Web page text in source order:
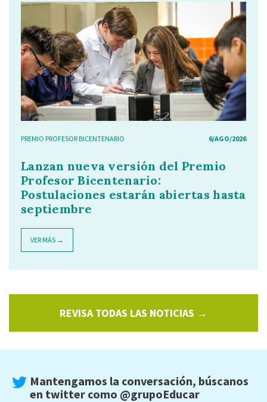
PREMIO PROFESOR BICENTENARIO 6/AGO/2026
Lanzan nueva versión del Premio
Profesor Bicentenario:
Postulaciones estarán abiertas hasta
septiembre
VER MÁS →
REVISA TODAS LAS NOTICIAS →
Mantengamos la conversación, búscanos
en twitter como @grupoEducar